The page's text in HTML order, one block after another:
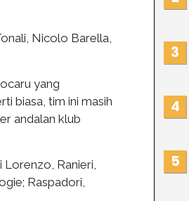
Nicolo Barella,
yang
biasa, tim ini masih
andalan klub
Lorenzo, Ranieri,
Raspadori,